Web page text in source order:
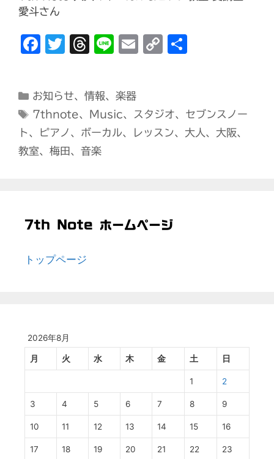
愛斗さん
Fa
b
o
o
k
T
t
e
r
T
e
ad
s
Li
E
C
Li
n
カ
テ
リ
ー
お知らせ、情報、楽器
タ
グ
7thnote、 Music、 スタジオ、 セブンスノー
ト、 ピアノ 、 ボーカル、 レッスン、 大人、 大阪、
教室、 梅田 、 音楽
7th Note ホームページ
トップページ
2026年8月
月 火 水 木 金 土 日
1 2
3 4 5 6 7 8 9
10 11 12 13 14 15 16
17 18 19 20 21 22 23